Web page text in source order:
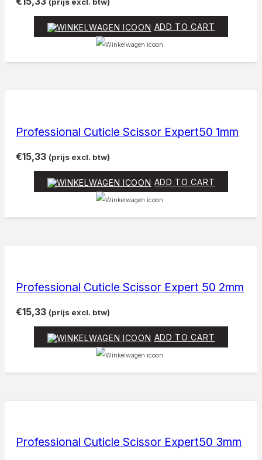
ADD TO CART
Professional Cuticle Scissor Expert50 1mm
€15,33 (prijs excl. btw)
ADD TO CART
Professional Cuticle Scissor Expert 50 2mm
€15,33 (prijs excl. btw)
ADD TO CART
Professional Cuticle Scissor Expert50 3mm